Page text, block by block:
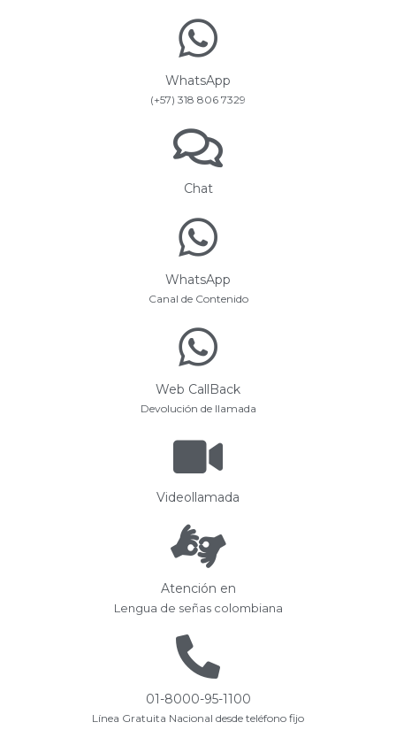
WhatsApp
(+57) 318 806 7329
Chat
WhatsApp
Canal de Contenido
Web CallBack
Devolución de llamada
Videollamada
Atención en
Lengua de señas colombiana
01-8000-95-1100
Línea Gratuita Nacional desde teléfono fijo